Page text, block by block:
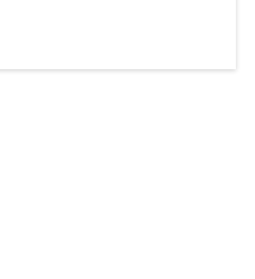
mehr, ist aber integrativer